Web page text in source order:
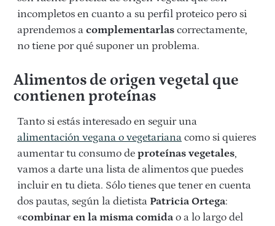
incompletos en cuanto a su perfil proteico pero si
aprendemos a complementarlas correctamente,
no tiene por qué suponer un problema.
Alimentos de origen vegetal que
contienen proteínas
Tanto si estás interesado en seguir una
alimentación vegana o vegetariana como si quieres
aumentar tu consumo de proteínas vegetales,
vamos a darte una lista de alimentos que puedes
incluir en tu dieta. Sólo tienes que tener en cuenta
dos pautas, según la dietista Patricia Ortega:
«combinar en la misma comida o a lo largo del